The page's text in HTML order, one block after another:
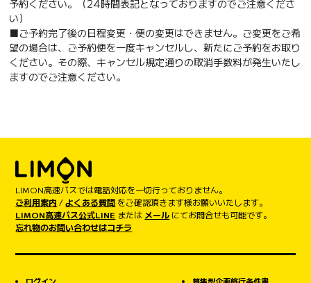
予約ください。（24時間表記となっておりますのでご注意くださ
い）
■ご予約完了後の日程変更・便の変更はできません。ご変更をご希
望の場合は、ご予約便を一度キャンセルし、新たにご予約をお取り
ください。その際、キャンセル規定通りの取消手数料が発生いたし
ますのでご注意ください。
LIMON高速バスでは電話対応を一切行っておりません。
ご利用案内 /よくある質問をご確認頂きます様お願いいたします。
LIMON高速バス公式LINE または メール にてお問合せも可能です。
忘れ物のお問い合わせはコチラ